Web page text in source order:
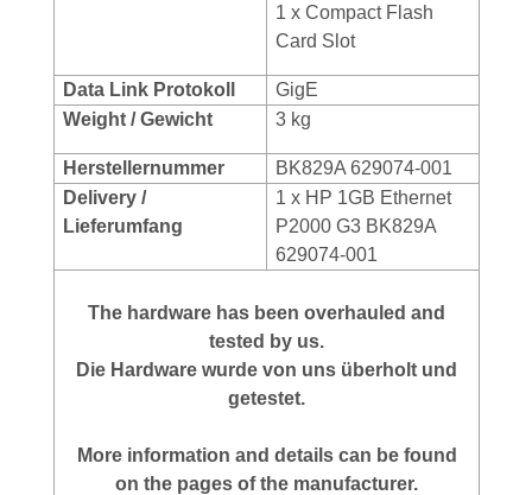
1 x Compact Flash
Card Slot
Data Link Protokoll
GigE
Weight / Gewicht
3 kg
Herstellernummer
BK829A 629074-001
Delivery /
Lieferumfang
1 x HP 1GB Ethernet
P2000 G3 BK829A
629074-001
The hardware has been overhauled and
tested by us.
Die Hardware wurde von uns überholt und
getestet.
More information and details can be found
on the pages of the manufacturer.